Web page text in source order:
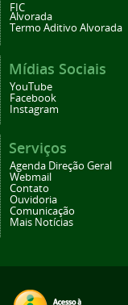
FIC
Alvorada
Termo Aditivo Alvorada
Mídias Sociais
YouTube
Facebook
Instagram
Serviços
Agenda Direção Geral
Webmail
Contato
Ouvidoria
Comunicação
Mais Notícias